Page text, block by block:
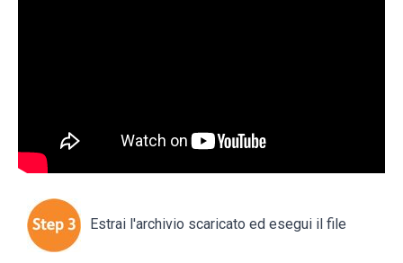
Estrai l'archivio scaricato ed esegui il file